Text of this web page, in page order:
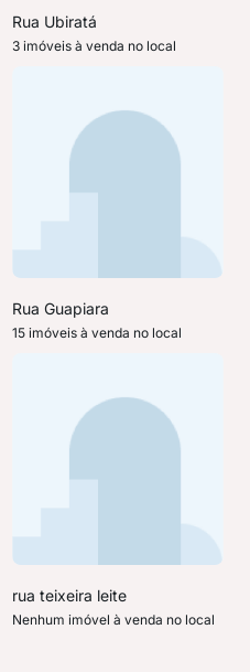
Rua Ubiratá
3 imóveis à venda no local
Rua Guapiara
15 imóveis à venda no local
rua teixeira leite
Nenhum imóvel à venda no local